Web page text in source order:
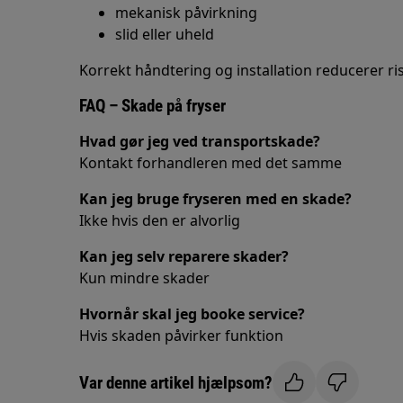
mekanisk påvirkning
slid eller uheld
Korrekt håndtering og installation reducerer
FAQ – Skade på fryser
Hvad gør jeg ved transportskade?
Kontakt forhandleren med det samme
Kan jeg bruge fryseren med en skade?
Ikke hvis den er alvorlig
Kan jeg selv reparere skader?
Kun mindre skader
Hvornår skal jeg booke service?
Hvis skaden påvirker funktion
Var denne artikel hjælpsom?